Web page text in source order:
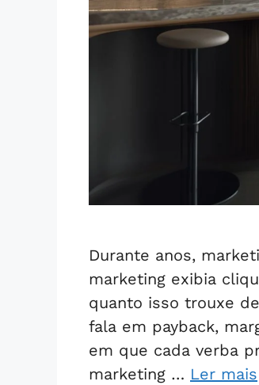
Durante anos,
marketing exibia
quanto isso trouxe
fala em payback,
em que cada verba
marketing … Ler mais